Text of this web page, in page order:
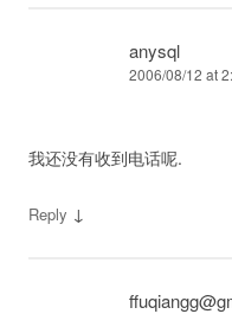
anysql
2006/08/12 at
我还没有收到电话呢.
Reply ↓